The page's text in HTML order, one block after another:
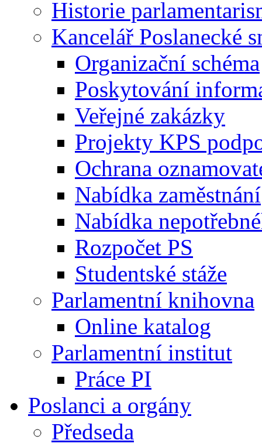
Historie
Kancelář Poslanecké
Organizační schéma
Poskytování
Veřejné zakázky
Projekty KPS
Ochrana
Nabídka zaměstnání
Nabídka
Rozpočet PS
Studentské stáže
Parlamentní knihovna
Online katalog
Parlamentní institut
Práce PI
Poslanci a orgány
Předseda